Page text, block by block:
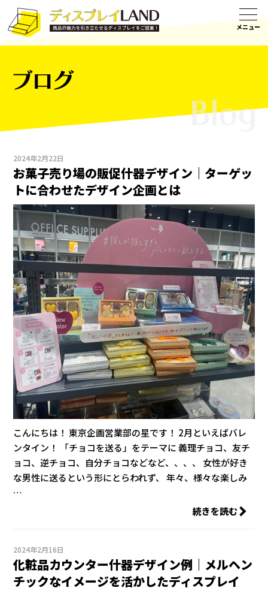
ブログ
2024年2月22日
お菓子売り場の販促什器デザイン｜ターゲッ
トに合わせたデザイン企画とは
こんにちは！ 東京企画営業部の星です！ 2月といえばバレ
ンタイン！ 「チョコを送る」をテーマに 義理チョコ、友チ
ョコ、逆チョコ、自分チョコなどなど、、、、 女性が好き
な男性に送るという形にとらわれず、 年々、様々な楽しみ
…
続きを読む
2024年2月16日
化粧品カウンター什器デザイン例｜メルヘン
チックなイメージを活かしたディスプレイ